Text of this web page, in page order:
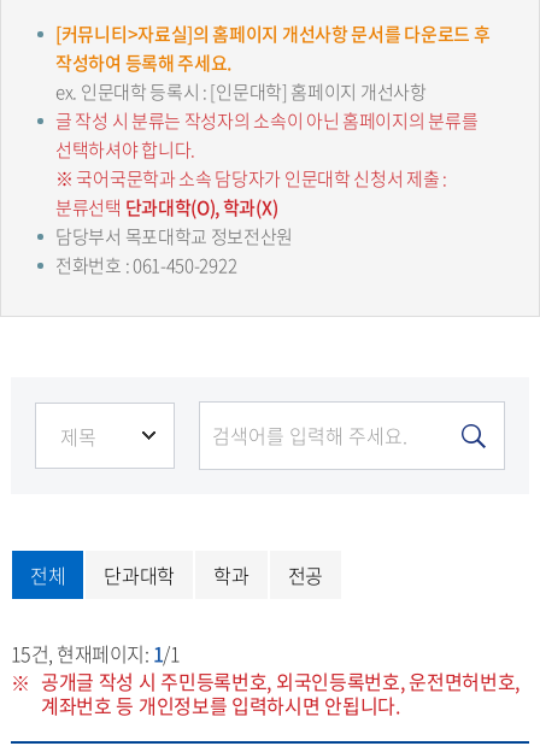
[커뮤니티>자료실]의 홈페이지 개선사항 문서를 다운로드 후
작성하여 등록해 주세요.
ex. 인문대학 등록시 : [인문대학] 홈페이지 개선사항
글 작성 시 분류는 작성자의 소속이 아닌 홈페이지의 분류를
선택하셔야 합니다.
※ 국어국문학과 소속 담당자가 인문대학 신청서 제출 :
분류선택 단과대학(O), 학과(X)
담당부서 목포대학교 정보전산원
전화번호 : 061-450-2922
전체 단과대학 학과 전공
15건, 현재페이지: 1/1
공개글 작성 시 주민등록번호, 외국인등록번호, 운전면허번호,
계좌번호 등 개인정보를 입력하시면 안됩니다.